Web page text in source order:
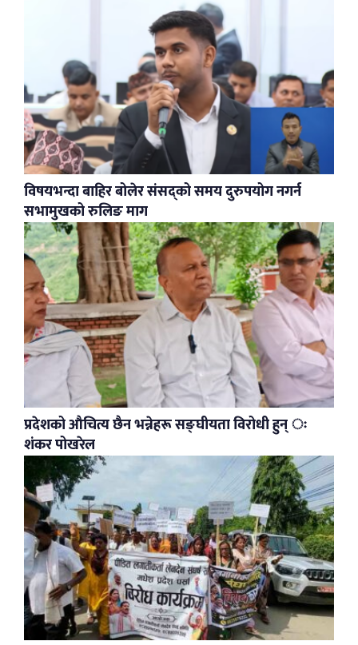
विषयभन्दा बाहिर बोलेर संसद्को समय दुरुपयोग नगर्न
सभामुखको रुलिङ माग
प्रदेशको औचित्य छैन भन्नेहरू सङ्घीयता विरोधी हुन् ः
शंकर पोखरेल